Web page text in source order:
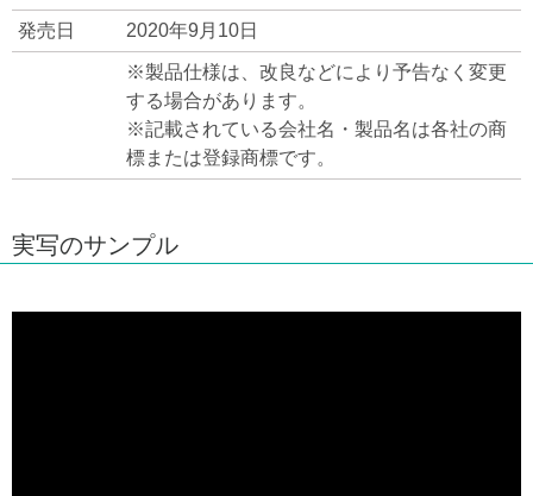
発売日 2020年9月10日
※製品仕様は、改良などにより予告なく変更
する場合があります。
※記載されている会社名・製品名は各社の商
標または登録商標です。
実写のサンプル